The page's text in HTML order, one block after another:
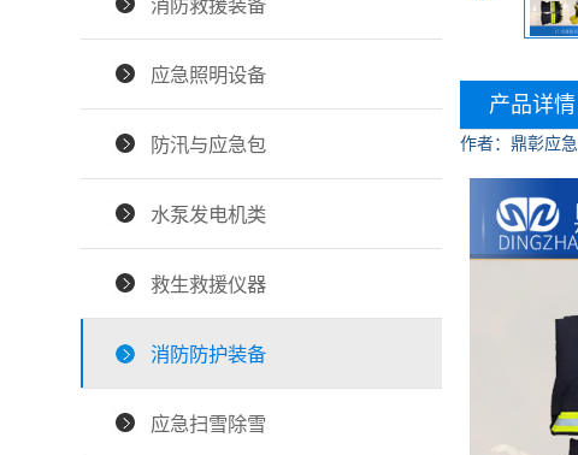
消防救援装备
应急照明设备
防汛与应急包
水泵发电机类
救生救援仪器
消防防护装备
应急扫雪除雪
产品详情
作者：鼎彰应急